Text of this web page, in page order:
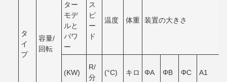
タ
イ
プ
容量/
回転
ター
モデ
ルと
パワ
ー
ス
ピ
ー
ド
温度 体重 装置の大きさ
(KW)
R/
分
(°C) キロ ΦA ΦB ΦC A1